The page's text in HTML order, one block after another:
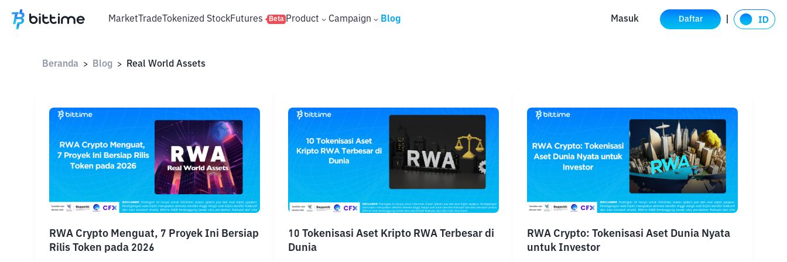
MarketTradeTokenized StockFutures Beta Product Campaign Blog Masuk Daftar
Beranda > Blog > Real World Assets
RWA Crypto Menguat, 7 Proyek Ini Bersiap
Rilis Token pada 2026
10 Tokenisasi Aset Kripto RWA Terbesar di
Dunia
RWA Crypto: Tokenisasi Aset Dunia Nyata
untuk Investor